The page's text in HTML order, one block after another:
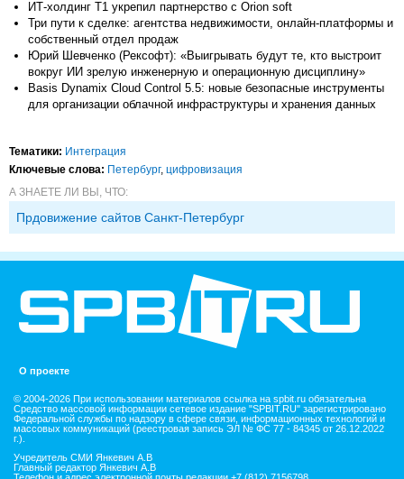
ИТ-холдинг Т1 укрепил партнерство с Orion soft
Три пути к сделке: агентства недвижимости, онлайн-платформы и
собственный отдел продаж
Юрий Шевченко (Рексофт): «Выигрывать будут те, кто выстроит
вокруг ИИ зрелую инженерную и операционную дисциплину»
Basis Dynamix Cloud Control 5.5: новые безопасные инструменты
для организации облачной инфраструктуры и хранения данных
Тематики: Интеграция
Ключевые слова: Петербург, цифровизация
А ЗНАЕТЕ ЛИ ВЫ, ЧТО:
Прдовижение сайтов Санкт-Петербург
О проекте
© 2004-2026 При использовании материалов ссылка на spbit.ru обязательна
Средство массовой информации сетевое издание "SPBIT.RU" зарегистрировано
Федеральной службы по надзору в сфере связи, информационных технологий и
массовых коммуникаций (реестровая запись ЭЛ № ФС 77 - 84345 от 26.12.2022
г.).
Учредитель СМИ Янкевич А.В
Главный редактор Янкевич А.В
Телефон и адрес электронной почты редакции +7 (812) 7156798,